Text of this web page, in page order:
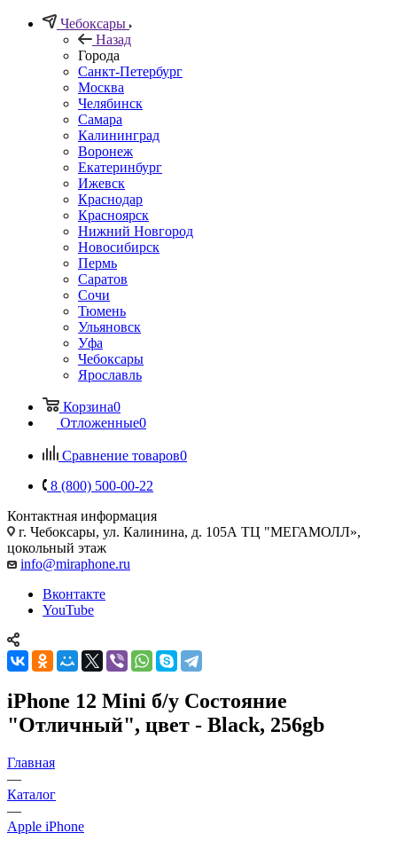
Чебоксары
Назад
Города
Санкт-Петербург
Москва
Челябинск
Самара
Калининград
Воронеж
Екатеринбург
Ижевск
Краснодар
Красноярск
Нижний Новгород
Новосибирск
Пермь
Саратов
Сочи
Тюмень
Ульяновск
Уфа
Чебоксары
Ярославль
Корзина0
Отложенные0
Сравнение товаров0
8 (800) 500-00-22
Контактная информация
г. Чебоксары, ул. Калинина, д. 105А ТЦ "МЕГАМОЛЛ»,
цокольный этаж
info@miraphone.ru
Вконтакте
YouTube
iPhone 12 Mini б/у Состояние
"Отличный", цвет - Black, 256gb
Главная
—
Каталог
—
Apple iPhone